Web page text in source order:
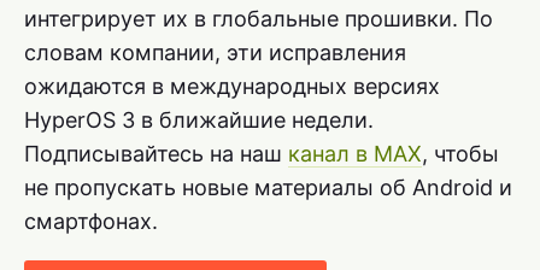
интегрирует их в глобальные прошивки. По
словам компании, эти исправления
ожидаются в международных версиях
HyperOS 3 в ближайшие недели.
Подписывайтесь на наш канал в MAX, чтобы
не пропускать новые материалы об Android и
смартфонах.